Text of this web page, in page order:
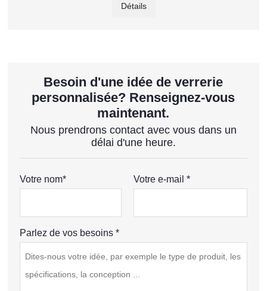
Détails
Besoin d'une idée de verrerie
personnalisée? Renseignez-vous
maintenant.
Nous prendrons contact avec vous dans un
délai d'une heure.
Votre nom* Votre e-mail *
Parlez de vos besoins *